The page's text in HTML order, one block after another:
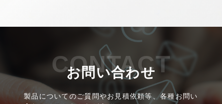
CONTACT
お問い合わせ
製品についてのご質問やお見積依頼等、各種お問い